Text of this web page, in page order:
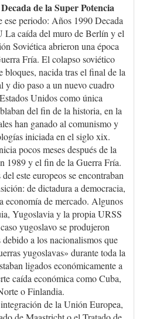
Decada de la Super Potencia
ese periodo: Años 1990 Decada
La caída del muro de Berlín y el
Soviética abrieron una época
Fría. El colapso soviético
nacida tras el final de la
y dio paso a un nuevo cuadro
Unidos como única
del fin de la historia, en la
han ganado al comunismo y
iniciada en el siglo xix.
pocos meses después de la
1989 y el fin de la Guerra Fría.
este europeos se encontraban
de dictadura a democracia,
economía de mercado. Algunos
Yugoslavia y la propia URSS
yugoslavo se produjeron
a los nacionalismos que
yugoslavas» durante toda la
ligados económicamente a
caída económica como Cuba,
o Finlandia.
de la Unión Europea,